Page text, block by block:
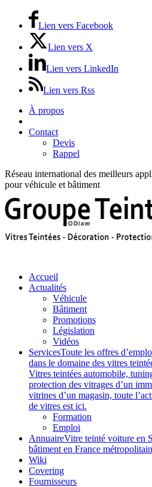
Lien vers Facebook
Lien vers X
Lien vers LinkedIn
Lien vers Rss
À propos
Contact
Devis
Rappel
Réseau international des meilleurs
pour véhicule et bâtiment
Accueil
Actualités
Véhicule
Bâtiment
Promotions
Législation
Vidéos
ServicesToute les offres
dans le domaine des vitres
Vitres teintées automobile,
protection des vitrages d’un
vitrines d’un magasin, toute
de vitres est ici.
Formation
Emploi
AnnuaireVitre teinté voiture en
bâtiment en France
Wiki
Covering
Fournisseurs